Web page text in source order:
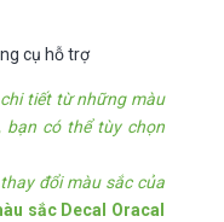
cụ hỗ trợ
tiết từ những màu
bạn có thể tùy chọn
đổi màu sắc của
sắc Decal Oracal